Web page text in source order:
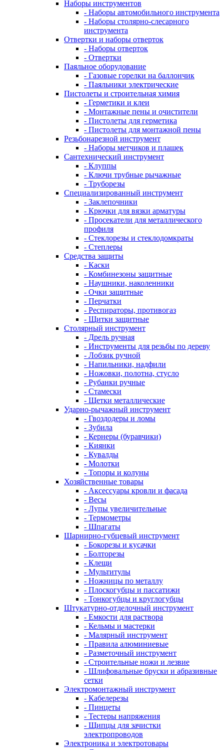
Наборы инструментов
- Наборы автомобильного инструмента
- Наборы столярно-слесарного
инструмента
Отвертки и наборы отверток
- Наборы отверток
- Отвертки
Паяльное оборудование
- Газовые горелки на баллончик
- Паяльники электрические
Пистолеты и строительная химия
- Герметики и клеи
- Монтажные пены и очистители
- Пистолеты для герметика
- Пистолеты для монтажной пены
Резьбонарезной инструмент
- Наборы метчиков и плашек
Сантехнический инструмент
- Клуппы
- Ключи трубные рычажные
- Труборезы
Специализированный инструмент
- Заклепочники
- Крючки для вязки арматуры
- Просекатели для металлического
профиля
- Стеклорезы и стеклодомкраты
- Степлеры
Средства защиты
- Каски
- Комбинезоны защитные
- Наушники, наколенники
- Очки защитные
- Перчатки
- Респираторы, противогаз
- Щитки защитные
Столярный инструмент
- Дрель ручная
- Инструменты для резьбы по дереву
- Лобзик ручной
- Напильники, надфили
- Ножовки, полотна, стусло
- Рубанки ручные
- Стамески
- Щетки металлические
Ударно-рычажный инструмент
- Гвоздодеры и ломы
- Зубила
- Кернеры (буравчики)
- Киянки
- Кувалды
- Молотки
- Топоры и колуны
Хозяйственные товары
- Аксессуары кровли и фасада
- Весы
- Лупы увеличительные
- Термометры
- Шпагаты
Шарнирно-губцевый инструмент
- Бокорезы и кусачки
- Болторезы
- Клещи
- Мультитулы
- Ножницы по металлу
- Плоскогубцы и пассатижи
- Тонкогубцы и круглогубцы
Штукатурно-отделочный инструмент
- Емкости для раствора
- Кельмы и мастерки
- Малярный инструмент
- Правила алюминиевые
- Разметочный инструмент
- Строительные ножи и лезвие
- Шлифовальные бруски и абразивные
сетки
Электромонтажный инструмент
- Кабелерезы
- Пинцеты
- Тестеры напряжения
- Щипцы для зачистки
электропроводов
Электроника и электротовары